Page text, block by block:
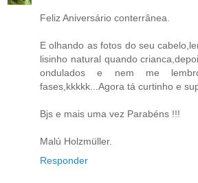
Feliz Aniversário conterrânea.
E olhando as fotos do seu
lisinho natural quando
ondulados e nem me
fases,kkkkk...Agora tá curtinho e
Bjs e mais uma vez Parabéns !!!
Malú Holzmüller.
Responder